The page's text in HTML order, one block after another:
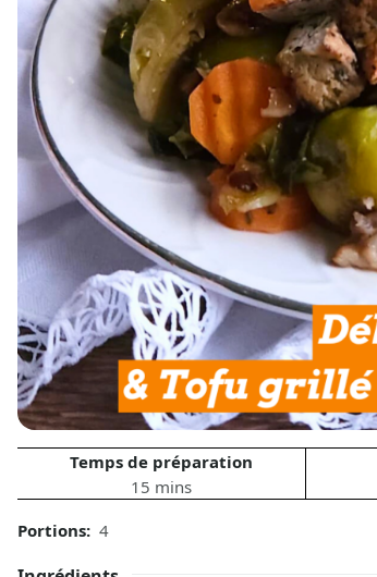
Temps de préparation
15 mins
Portions: 4